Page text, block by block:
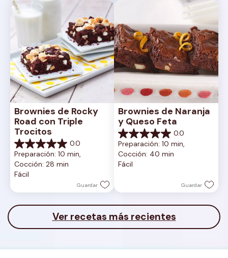
Brownies de Rocky
Road con Triple
Trocitos
0.0
0.0
de
5
estrellas.
Preparación: 10 min,
Cocción: 28 min
Fácil
Guardar
Brownies de Naranja
y Queso Feta
0.0
0.0
de
5
estrellas.
Preparación: 10 min,
Cocción: 40 min
Fácil
Guardar
Ver recetas más recientes